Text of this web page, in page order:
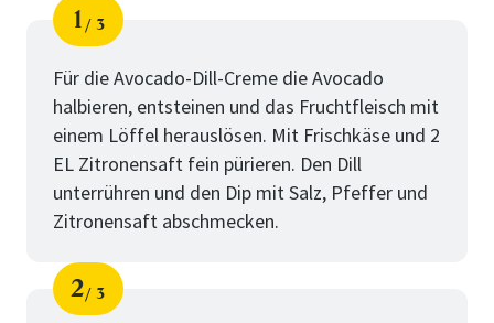
Schritt
1
von
3
Für die Avocado-Dill-Creme die Avocado
halbieren, entsteinen und das Fruchtfleisch mit
einem Löffel herauslösen. Mit Frischkäse und 2
EL Zitronensaft fein pürieren. Den Dill
unterrühren und den Dip mit Salz, Pfeffer und
Zitronensaft abschmecken.
2 3